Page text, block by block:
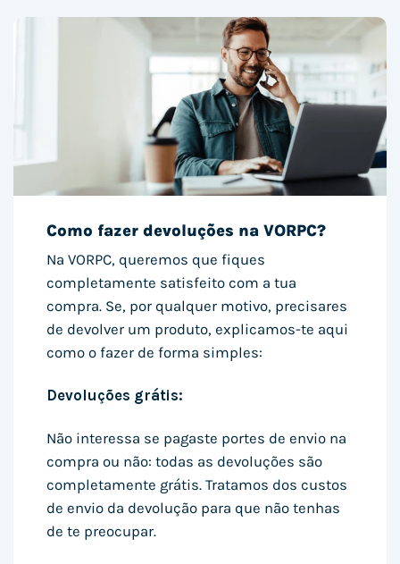
Como fazer devoluções na VORPC?
Na VORPC, queremos que fiques
completamente satisfeito com a tua
compra. Se, por qualquer motivo, precisares
de devolver um produto, explicamos-te aqui
como o fazer de forma simples:
Devoluções grátis:
Não interessa se pagaste portes de envio na
compra ou não: todas as devoluções são
completamente grátis. Tratamos dos custos
de envio da devolução para que não tenhas
de te preocupar.